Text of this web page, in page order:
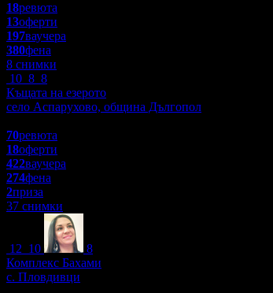
18ревюта
13оферти
197ваучера
380фена
8 снимки
10 8 8
Къщата на езерото
село Аспарухово, община Дългопол
70ревюта
18оферти
422ваучера
274фена
2приза
37 снимки
12 10
8
Комплекс Бахами
с. Пловдивци